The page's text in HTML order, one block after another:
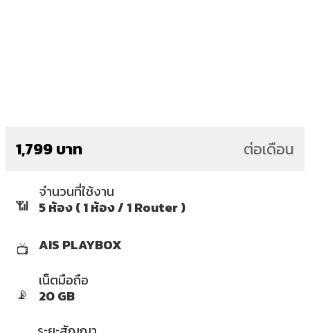
1,799 บาท ต่อเดือน
📶
จำนวนที่ใช้งาน
5 ห้อง ( 1 ห้อง / 1 Router )
📺 AIS PLAYBOX
📡
เน็ตมือถือ
20 GB